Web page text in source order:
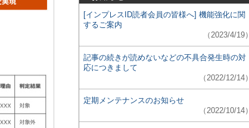
[インプレスID読者会員の皆様へ] 機能強化に関
するご案内
（2023/4/19）
記事の続きが読めないなどの不具合発生時の対
応につきまして
（2022/12/14）
定期メンテナンスのお知らせ
（2022/10/14）